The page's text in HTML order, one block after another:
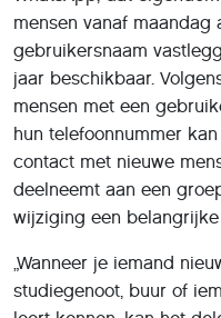
mensen vanaf maandag
gebruikersnaam
jaar beschikbaar.
mensen met een
hun telefoonnummer
contact met nieuwe
deelneemt aan een
wijziging een
„Wanneer je iemand
studiegenoot, buur of